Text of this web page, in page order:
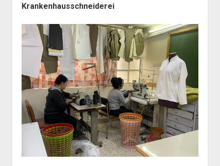
Krankenhausschneiderei